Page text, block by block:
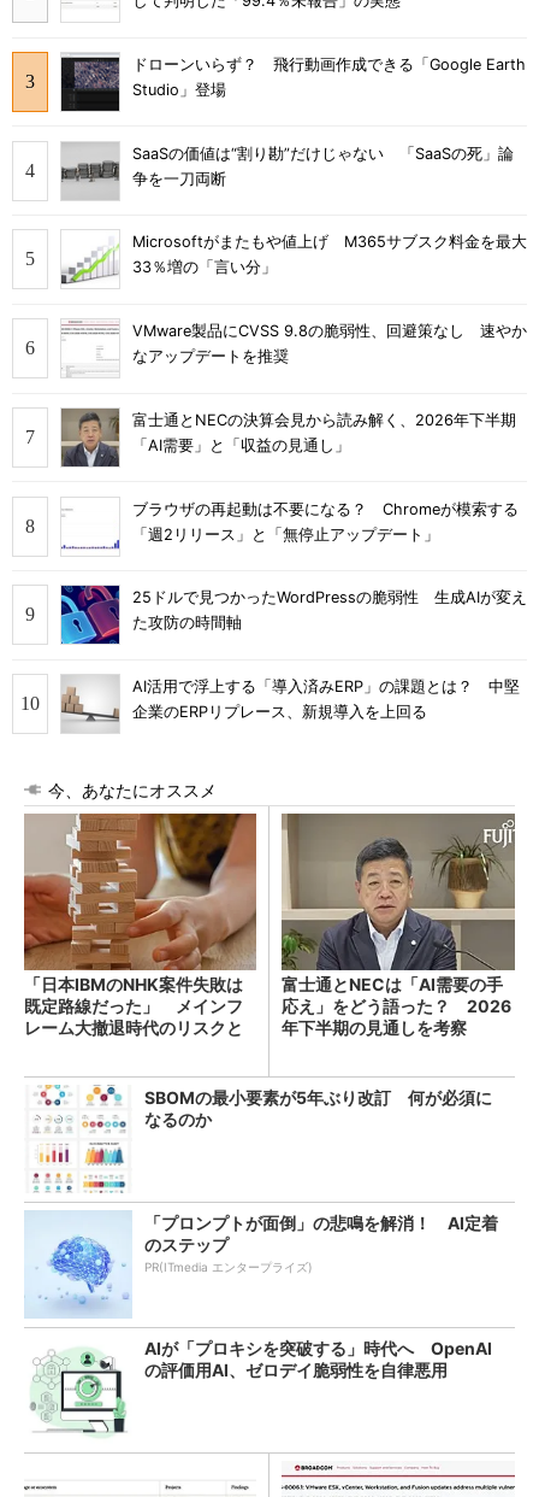
ドローンいらず？ 飛行動画作成できる「Google Earth
Studio」登場
SaaSの価値は“割り勘”だけじゃない 「SaaSの死」論
争を一刀両断
Microsoftがまたもや値上げ M365サブスク料金を最大
33％増の「言い分」
VMware製品にCVSS 9.8の脆弱性、回避策なし 速やか
なアップデートを推奨
富士通とNECの決算会見から読み解く、2026年下半期
「AI需要」と「収益の見通し」
ブラウザの再起動は不要になる？ Chromeが模索する
「週2リリース」と「無停止アップデート」
25ドルで見つかったWordPressの脆弱性 生成AIが変え
た攻防の時間軸
AI活用で浮上する「導入済みERP」の課題とは？ 中堅
企業のERPリプレース、新規導入を上回る
今、あなたにオススメ
「日本IBMのNHK案件失敗は
既定路線だった」 メインフ
レーム大撤退時代のリスクと
富士通とNECは「AI需要の手
応え」をどう語った？ 2026
年下半期の見通しを考察
SBOMの最小要素が5年ぶり改訂 何が必須に
なるのか
「プロンプトが面倒」の悲鳴を解消！ AI定着
のステップ
PR(ITmedia エンタープライズ)
AIが「プロキシを突破する」時代へ OpenAI
の評価用AI、ゼロデイ脆弱性を自律悪用